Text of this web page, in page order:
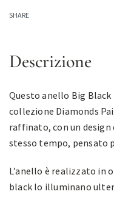
SHARE
Descrizione
Questo anello Big
collezione Diamonds
raffinato, con un design
stesso tempo, pensato
L’anello è realizzato in
black lo illuminano